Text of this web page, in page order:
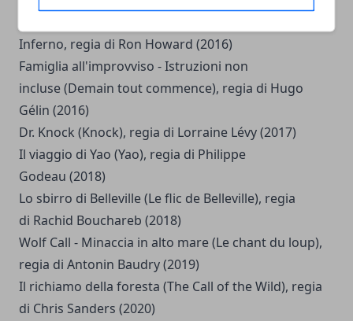
Inferno, regia di Ron Howard (2016)
Famiglia all'improvviso - Istruzioni non
incluse (Demain tout commence), regia di Hugo
Gélin (2016)
Dr. Knock (Knock), regia di Lorraine Lévy (2017)
Il viaggio di Yao (Yao), regia di Philippe
Godeau (2018)
Lo sbirro di Belleville (Le flic de Belleville), regia
di Rachid Bouchareb (2018)
Wolf Call - Minaccia in alto mare (Le chant du loup),
regia di Antonin Baudry (2019)
Il richiamo della foresta (The Call of the Wild), regia
di Chris Sanders (2020)